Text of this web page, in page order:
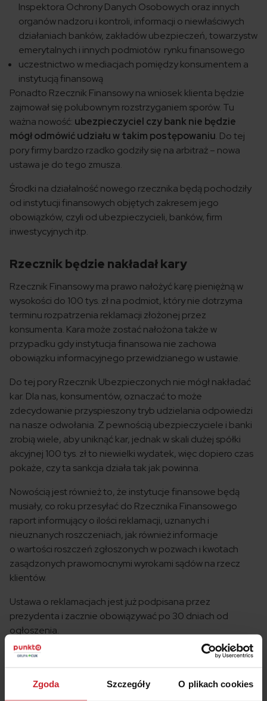
Zgoda Szczegóły O plikach cookies
Inspektora Ochrony Danych Osobowych oraz innych
organów nadzoru i kontroli, informacji o niewłaściwych
działaniach banków, zakładów ubezpieczeń, towarzystw
emerytalnych i innych podmiotów rynku finansowego
uczestnictwo w mediacjach pomiędzy konsumentem a
instytucją finansową
Ponadto Rzecznik Finansowy na wniosek klienta będzie
zajmował się polubownym rozstrzyganiem sporów. Tu
ważna nowość: ubezpieczyciel czy bank nie będzie
mógł odmówić udziału w takim postępowaniu. Do tej
pory firmy bardzo rzadko godziły się na arbitraż – nowa
ustawa je do tego zmusza.
Środki na działalność nowego rzecznika będą pochodziły
od instytucji finansowych objętych zakresem jego
obowiązków, czyli od ubezpieczycieli, banków, firm
inwestycyjnych itp.
Rzecznik będzie nakładał kary
Rzecznik Finansowy ma prawo nałożyć karę pieniężną w
wysokości do 100 tys. zł na podmiot, który nie dotrzyma
terminu rozpatrzenia reklamacji złożonej przez
konsumenta. Kara może zostać nałożona także w
przypadku gdy instytucja finansowa nie zachowa
obowiązku informacyjnego przewidzianego w ustawie.
Do tej pory Rzecznik Ubezpieczonych nie mógł nakładać
kar. Dla nas, konsumentów, oznaczać to może
zdecydowanie przyspieszony tryb udzielania odpowiedzi
na nasze odwołania. Z pewnością ubezpieczyciele i banki
zrobią wiele, aby uniknąć kar, jednak w skali dużej spółki
akcyjnej 100 tys. zł to niewielki wydatek, więc dopiero czas
pokaże, czy ta sankcja działa tak jak powinna.
Nowością jest również to, że instytucje finansowe będą
musiały, co roku przesyłać do Rzecznika Finansowego
raport informujący o ilości reklamacji, uznanych i
nieuznanych roszczeniach, jak również informacje
o wartości roszczeń zgłoszonych w pozwach i kwotach
zasądzonych prawomocnymi wyrokami sądów na rzecz
klientów.
Ustawa o reklamacjach jest już podpisana przez
prezydenta i zacznie obowiązywać po 30 dniach od
ogłoszenia.